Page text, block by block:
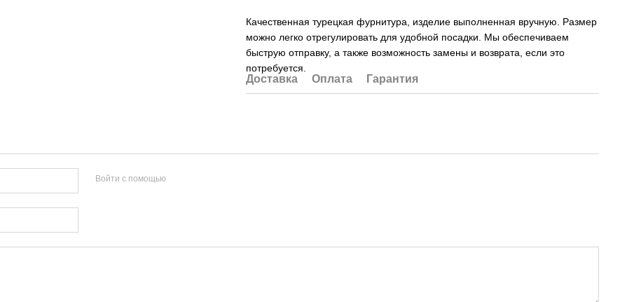
Качественная турецкая фурнитура, изделие выполненная вручную. Размер
можно легко отрегулировать для удобной посадки. Мы обеспечиваем
быструю отправку, а также возможность замены и возврата, если это
потребуется.
Доставка Оплата Гарантия
Войти с помощью